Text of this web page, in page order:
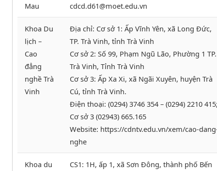
Mau
cdcd.d61@moet.edu.vn
Khoa Du
lịch –
Cao
đẳng
nghề Trà
Vinh
Địa chỉ: Cơ sở 1: Ấp Vĩnh Yên, xã Long Đức,
TP. Trà Vinh, tỉnh Trà Vinh
Cơ sở 2: Số 99, Phạm Ngũ Lão, Phường 1 TP.
Trà Vinh, Tỉnh Trà Vinh
Cơ sở 3: Ấp Xa Xi, xã Ngãi Xuyên, huyện Trà
Cú, tỉnh Trà Vinh.
Điện thoại: (0294) 3746 354 – (0294) 2210
Cơ sở 3 (02943) 665.165
Website: https://cdntv.edu.vn/xem/cao-
nghe
Khoa du
CS1: 1H, ấp 1, xã Sơn Đông, thành phố Bến